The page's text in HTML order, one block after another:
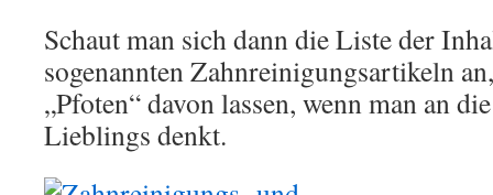
Schaut man sich dann die Liste der
sogenannten Zahnreinigungsartikeln
„Pfoten“ davon lassen, wenn man an
Lieblings denkt.